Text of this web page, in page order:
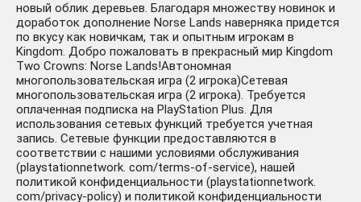
новый облик деревьев. Благодаря множеству новинок и
доработок дополнение Norse Lands наверняка придется
по вкусу как новичкам, так и опытным игрокам в
Kingdom. Добро пожаловать в прекрасный мир Kingdom
Two Crowns: Norse Lands!Автономная
многопользовательская игра (2 игрока)Сетевая
многопользовательская игра (2 игрока). Требуется
оплаченная подписка на PlayStation Plus. Для
использования сетевых функций требуется учетная
запись. Сетевые функции предоставляются в
соответствии с нашими условиями обслуживания
(playstationnetwork. com/terms-of-service), нашей
политикой конфиденциальности (playstationnetwork.
com/privacy-policy) и политикой конфиденциальности